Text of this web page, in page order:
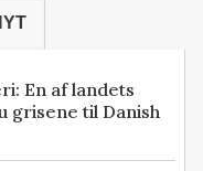
En af landets
grisene til Danish